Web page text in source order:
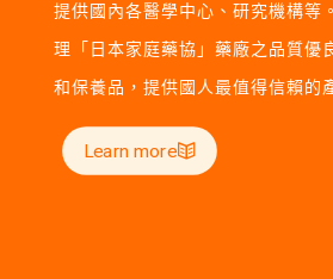
提供國內各醫學中心、研究機構等
理「日本家庭藥協」藥廠之品質優
和保養品，提供國人最值得信賴的
Learn more